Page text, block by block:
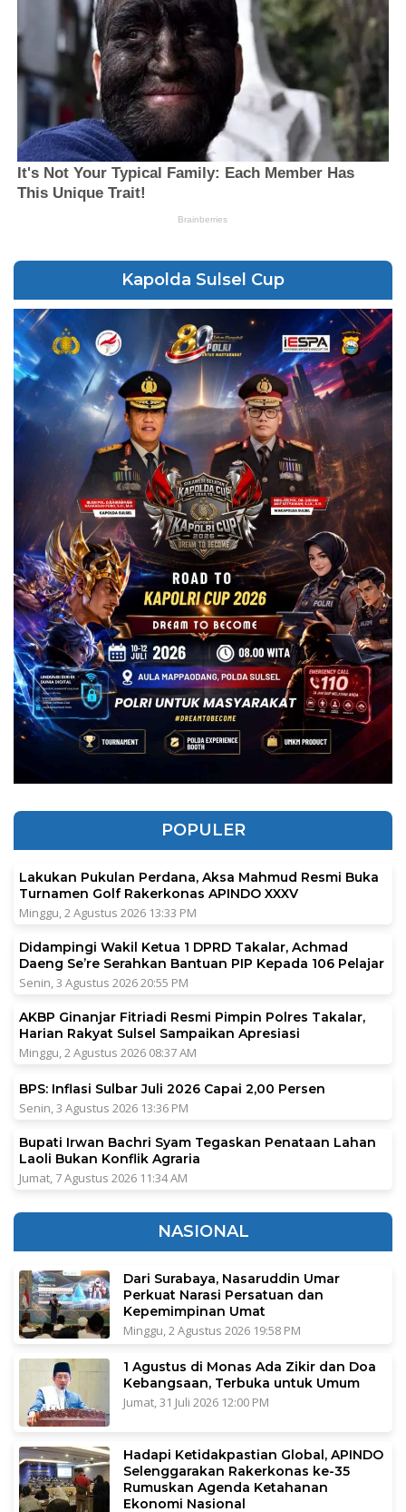
Kapolda Sulsel Cup
POPULER
Lakukan Pukulan Perdana, Aksa Mahmud Resmi Buka
Turnamen Golf Rakerkonas APINDO XXXV
Minggu, 2 Agustus 2026 13:33 PM
Didampingi Wakil Ketua 1 DPRD Takalar, Achmad
Daeng Se’re Serahkan Bantuan PIP Kepada 106 Pelajar
Senin, 3 Agustus 2026 20:55 PM
AKBP Ginanjar Fitriadi Resmi Pimpin Polres Takalar,
Harian Rakyat Sulsel Sampaikan Apresiasi
Minggu, 2 Agustus 2026 08:37 AM
BPS: Inflasi Sulbar Juli 2026 Capai 2,00 Persen
Senin, 3 Agustus 2026 13:36 PM
Bupati Irwan Bachri Syam Tegaskan Penataan Lahan
Laoli Bukan Konflik Agraria
Jumat, 7 Agustus 2026 11:34 AM
NASIONAL
Dari Surabaya, Nasaruddin Umar
Perkuat Narasi Persatuan dan
Kepemimpinan Umat
Minggu, 2 Agustus 2026 19:58 PM
1 Agustus di Monas Ada Zikir dan Doa
Kebangsaan, Terbuka untuk Umum
Jumat, 31 Juli 2026 12:00 PM
Hadapi Ketidakpastian Global, APINDO
Selenggarakan Rakerkonas ke-35
Rumuskan Agenda Ketahanan
Ekonomi Nasional